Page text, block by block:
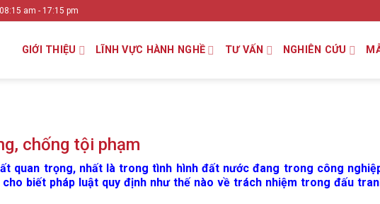
am - 17:15 pm
GIỚI THIỆU LĨNH VỰC HÀNH NGHỀ TƯ VẤN NGHIÊN CỨU
chống tội phạm
quan trọng, nhất là trong tình hình đất nước đang trong công
biết pháp luật quy định như thế nào về trách nhiệm trong đấu